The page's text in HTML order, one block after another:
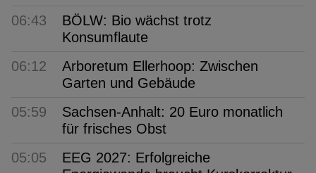
06:43
BÖLW: Bio wächst trotz
Konsumflaute
06:12
Arboretum Ellerhoop: Zwischen
Garten und Gebäude
05:59
Sachsen-Anhalt: 20 Euro monatlich
für frisches Obst
05:05
EEG 2027: Erfolgreiche